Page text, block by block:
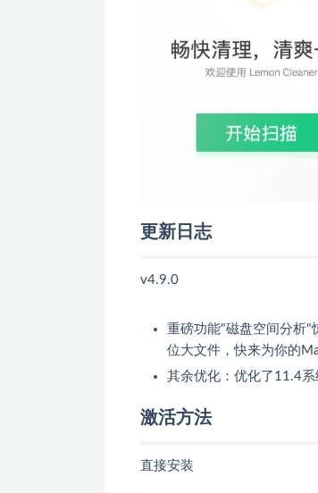
更新日志
v4.9.0
重磅功能"磁盘空间分析"
位大文件，快来为你的
其余优化：优化了11.4系
激活方法
直接安装